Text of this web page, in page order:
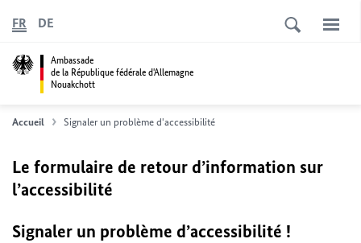
Ambassade
de la République fédérale d'Allemagne
Nouakchott
FR DE
Accueil Signaler un problème d'accessibilité
Le formulaire de retour d’information sur
l’accessibilité
Signaler un problème d’accessibilité !